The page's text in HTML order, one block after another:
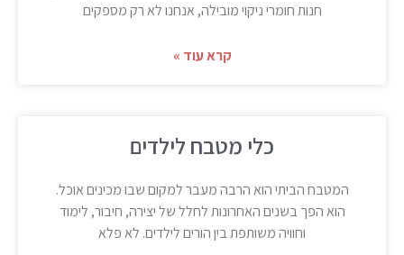
חנות חומרי ניקוי מובילה, אנחנו לא רק מספקים
קרא עוד »
כלי מטבח לילדים
המטבח הביתי הוא הרבה מעבר למקום שבו מכינים אוכל.
הוא הפך בשנים האחרונות לחלל של יצירה, חיבור, לימוד
וחוויה משותפת בין הורים לילדים. לא פלא